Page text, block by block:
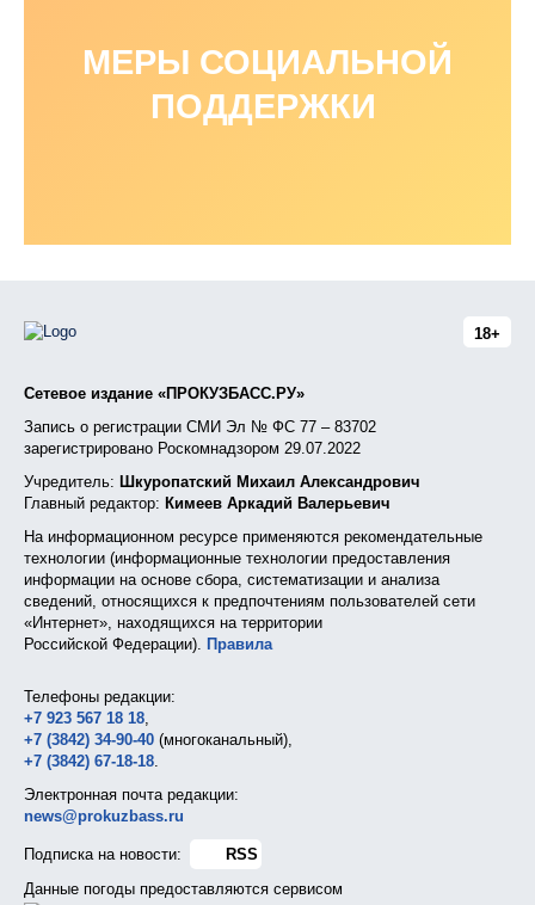
МЕРЫ СОЦИАЛЬНОЙ
ПОДДЕРЖКИ
18+
Сетевое издание «ПРОКУЗБАСС.РУ»
Запись о регистрации СМИ Эл № ФС 77 – 83702
зарегистрировано Роскомнадзором 29.07.2022
Учредитель: Шкуропатский Михаил Александрович
Главный редактор: Кимеев Аркадий Валерьевич
На информационном ресурсе применяются рекомендательные
технологии (информационные технологии предоставления
информации на основе сбора, систематизации и анализа
сведений, относящихся к предпочтениям пользователей сети
«Интернет», находящихся на территории
Российской Федерации). Правила
Телефоны редакции:
+7 923 567 18 18,
+7 (3842) 34-90-40 (многоканальный),
+7 (3842) 67-18-18.
Электронная почта редакции:
news@prokuzbass.ru
Подписка на новости:
RSS
Данные погоды предоставляются сервисом